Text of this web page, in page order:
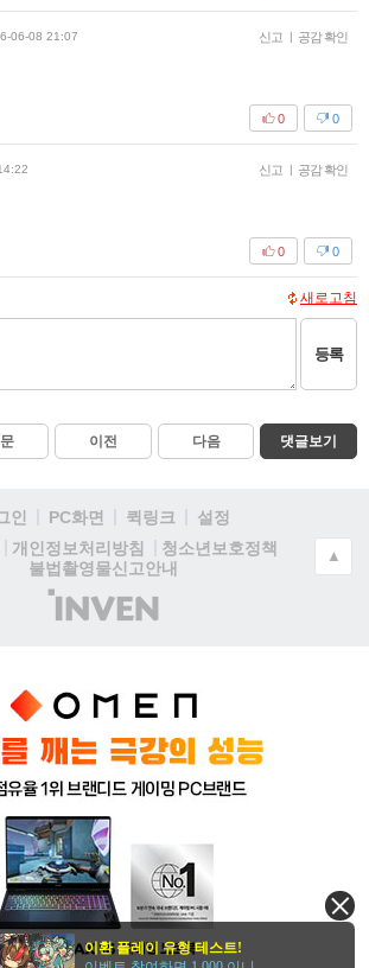
06-08 21:07 신고 | 공감 확인
0
0
신고 | 공감 확인
0
0
새로고침
등록
이전 다음 댓글보기
인 PC화면 퀵링크
설정
개인정보처리방침
청소년보호정책
불법촬영물신고안내
(주)
인
▲
이환 플레이 유형 테스트!